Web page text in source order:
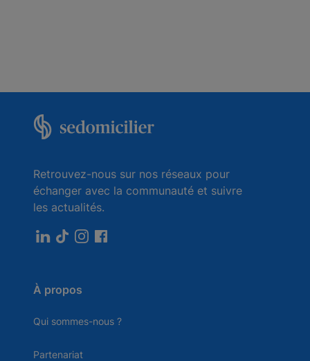
Retrouvez-nous sur nos réseaux pour
échanger avec la communauté et suivre
les actualités.
À propos
Qui sommes-nous ?
Partenariat